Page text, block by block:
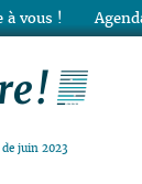
juin 2023
à vous !